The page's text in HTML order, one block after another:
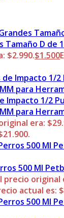
Tamaño D de
$2.990.$1.500
Impacto 1/2
para
era:
500 Ml
precio original
actual es: